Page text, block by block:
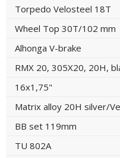
Torpedo Velosteel 18T
Wheel Top 30T/102 mm
Alhonga V-brake
RMX 20, 305X20, 20H,
16x1,75"
Matrix alloy 20H silver/
BB set 119mm
TU 802A